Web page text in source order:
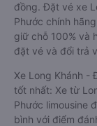
đồng. Đặt vé xe
Phước chính
giữ chỗ 100% và
đặt vé và đổi trả
Xe Long Khánh -
tốt nhất: Xe từ
Phước limousine
bình với điểm